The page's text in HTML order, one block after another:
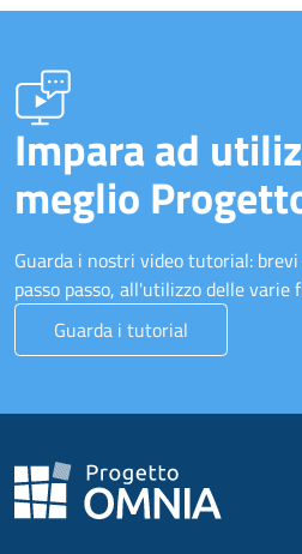
Impara ad
meglio
Guarda i nostri video tutorial:
passo passo, all'utilizzo delle
Guarda i tutorial